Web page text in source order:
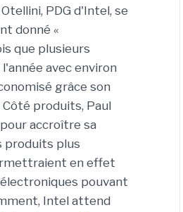
PDG d'Intel, se
donné «
que plusieurs
avec environ
grâce son
produits, Paul
accroître sa
produits plus
en effet
pouvant
Intel attend